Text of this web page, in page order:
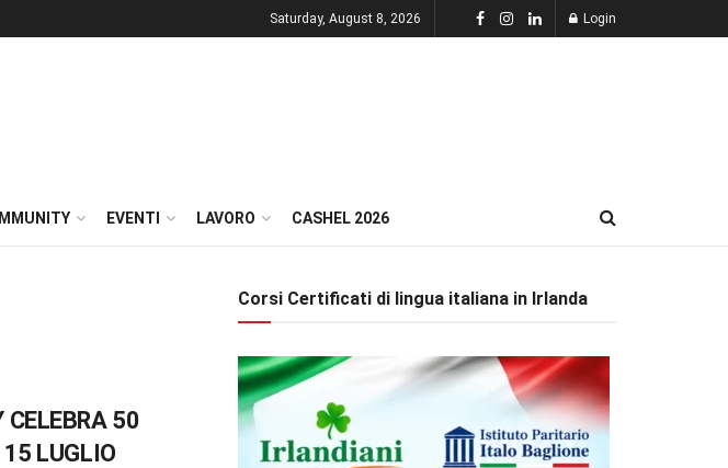
Saturday, August 8, 2026 Login
EVENTI LAVORO CASHEL 2026
CELEBRA 50
LUGLIO
Corsi Certificati di lingua italiana in Irlanda